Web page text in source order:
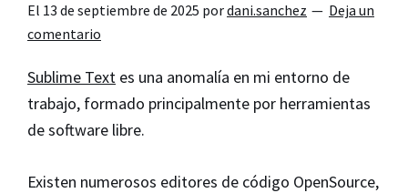
El 13 de septiembre de 2025 pordani.sanchez
Deja un
comentario
Sublime Text es una anomalía en mi entorno de
trabajo, formado principalmente por herramientas
de software libre.
Existen numerosos editores de código OpenSource,